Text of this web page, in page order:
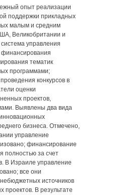
опыт реализации
поддержки прикладных
малым и средним
Великобритании и
управления
финансирования
тематик
программами;
конкурсов в
оценки
проектов,
Выявлены два вида
бизнеса. Отмечено,
управление
финансирование
полностью за счет
В Израиле управление
все они
источников
проектов. В результате